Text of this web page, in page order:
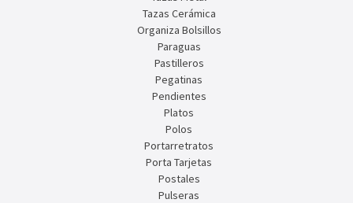
Tazas Cerámica
Organiza Bolsillos
Paraguas
Pastilleros
Pegatinas
Pendientes
Platos
Polos
Portarretratos
Porta Tarjetas
Postales
Pulseras